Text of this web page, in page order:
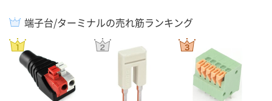
端子台/ターミナルの売れ筋ランキング